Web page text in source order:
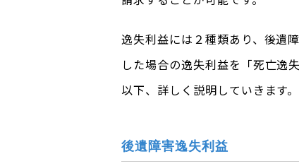
逸失利益には２種類あり、後遺
した場合の逸失利益を「死亡逸
以下、詳しく説明していきます。
後遺障害逸失利益